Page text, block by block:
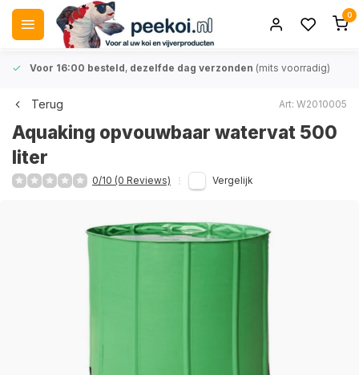
0
Voor 16:00 besteld, dezelfde dag verzonden (mits voorradig)
Terug Art: W2010005
Aquaking opvouwbaar watervat 500
liter
0/10 (0 Reviews) Vergelijk